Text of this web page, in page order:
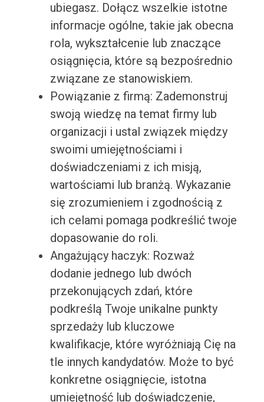
ubiegasz. Dołącz wszelkie istotne
informacje ogólne, takie jak obecna
rola, wykształcenie lub znaczące
osiągnięcia, które są bezpośrednio
związane ze stanowiskiem.
Powiązanie z firmą: Zademonstruj
swoją wiedzę na temat firmy lub
organizacji i ustal związek między
swoimi umiejętnościami i
doświadczeniami z ich misją,
wartościami lub branżą. Wykazanie
się zrozumieniem i zgodnością z
ich celami pomaga podkreślić twoje
dopasowanie do roli.
Angażujący haczyk: Rozważ
dodanie jednego lub dwóch
przekonujących zdań, które
podkreślą Twoje unikalne punkty
sprzedaży lub kluczowe
kwalifikacje, które wyróżniają Cię na
tle innych kandydatów. Może to być
konkretne osiągnięcie, istotna
umiejętność lub doświadczenie,